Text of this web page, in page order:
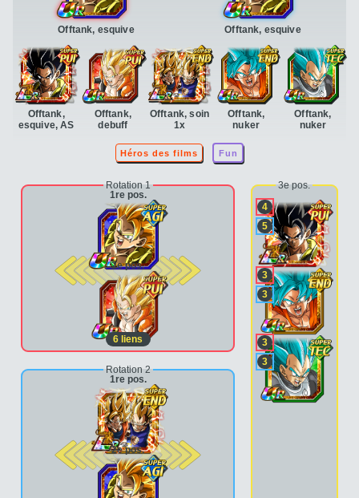
Offtank, esquive
Offtank,
esquive, AS
Offtank,
debuff
Offtank, soin
1x
Offtank,
nuker
Offtank,
nuker
Offtank, esquive
Héros des films Fun
Rotation 1
1re pos.
2e pos.
6 liens
Rotation 2
1re pos.
2e pos.
3e pos.
4
5
3
3
3
3